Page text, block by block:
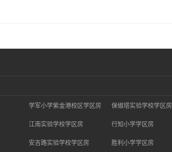
学军小学紫金港校区学区房 保俶塔实验学校学区房
江南实验学校学区房 行知小学学区房
安吉路实验学校学区房 胜利小学学区房